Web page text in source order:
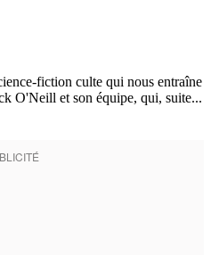
fiction culte qui nous entraîne
O'Neill et son équipe, qui, suite...